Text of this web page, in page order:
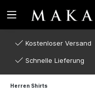
Kostenloser Versand
Schnelle Lieferung
Herren Shirts